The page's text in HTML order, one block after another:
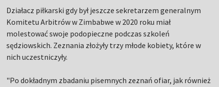
Działacz piłkarski gdy był jeszcze sekretarzem generalnym
Komitetu Arbitrów w Zimbabwe w 2020 roku miał
molestować swoje podopieczne podczas szkoleń
sędziowskich. Zeznania złożyły trzy młode kobiety, które w
nich uczestniczyły.
"Po dokładnym zbadaniu pisemnych zeznań ofiar, jak również